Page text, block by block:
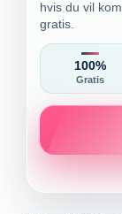
hvis du vil
gratis.
100%
Gratis